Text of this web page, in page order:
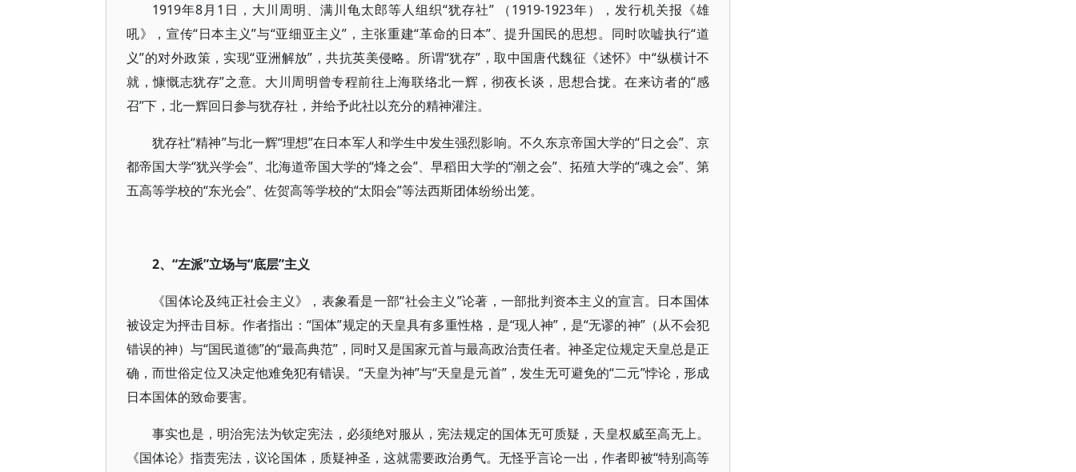
1919年8月1日，大川周明、满川龟太郎等人组织“犹存社” （1919-1923年），发行机关报《雄
吼》，宣传“日本主义”与“亚细亚主义”，主张重建“革命的日本”、提升国民的思想。同时吹嘘执行“道
义”的对外政策，实现“亚洲解放”，共抗英美侵略。所谓“犹存”，取中国唐代魏征《述怀》中“纵横计不
就，慷慨志犹存”之意。大川周明曾专程前往上海联络北一辉，彻夜长谈，思想合拢。在来访者的“感
召”下，北一辉回日参与犹存社，并给予此社以充分的精神灌注。
犹存社“精神”与北一辉“理想”在日本军人和学生中发生强烈影响。不久东京帝国大学的“日之会”、京
都帝国大学“犹兴学会”、北海道帝国大学的“烽之会”、早稻田大学的“潮之会”、拓殖大学的“魂之会”、第
五高等学校的“东光会”、佐贺高等学校的“太阳会”等法西斯团体纷纷出笼。
2、“左派”立场与“底层”主义
《国体论及纯正社会主义》，表象看是一部“社会主义”论著，一部批判资本主义的宣言。日本国体
被设定为抨击目标。作者指出：“国体”规定的天皇具有多重性格，是“现人神”，是“无谬的神”（从不会犯
错误的神）与“国民道德”的“最高典范”，同时又是国家元首与最高政治责任者。神圣定位规定天皇总是正
确，而世俗定位又决定他难免犯有错误。“天皇为神”与“天皇是元首”，发生无可避免的“二元”悖论，形成
日本国体的致命要害。
事实也是，明治宪法为钦定宪法，必须绝对服从，宪法规定的国体无可质疑，天皇权威至高无上。
《国体论》指责宪法，议论国体，质疑神圣，这就需要政治勇气。无怪乎言论一出，作者即被“特别高等